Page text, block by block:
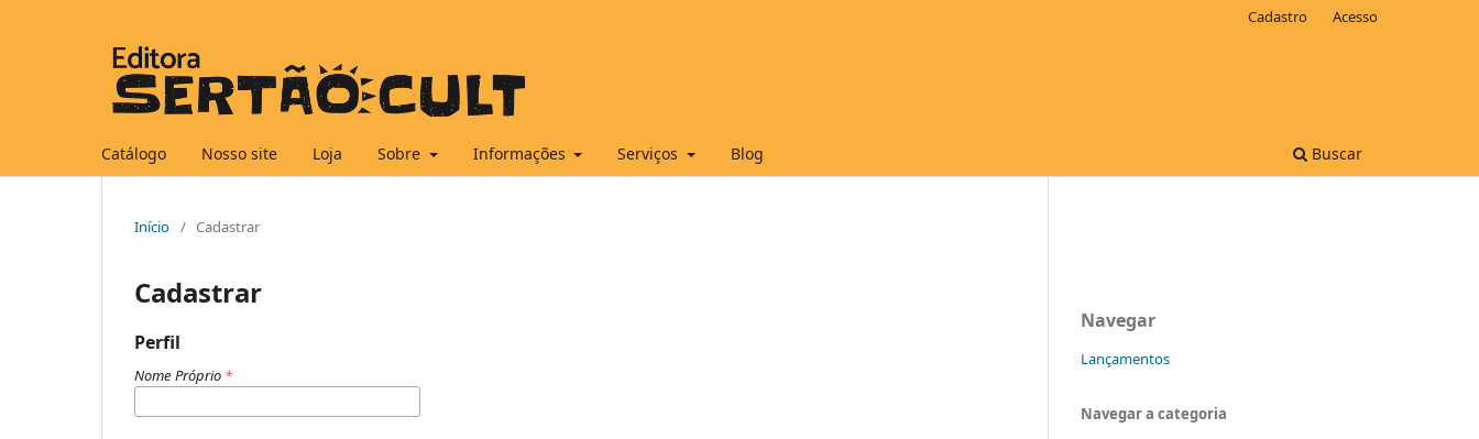
Catálogo Nosso site Loja Sobre Informações Serviços Blog Buscar
Cadastro Acesso
Início / Cadastrar
Cadastrar
Perfil
Nome Próprio *
Navegar
Lançamentos
Navegar a categoria